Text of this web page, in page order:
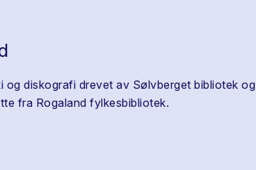
og diskografi drevet av Sølvberget bibliotek og
fra Rogaland fylkesbibliotek.